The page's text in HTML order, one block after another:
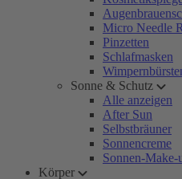
Micro Needle
Pinzetten
Schlafmasken
Sonne & Schutz
Alle anzeigen
After Sun
Selbstbräuner
Sonnencreme
Sonnen-Make-
Körper